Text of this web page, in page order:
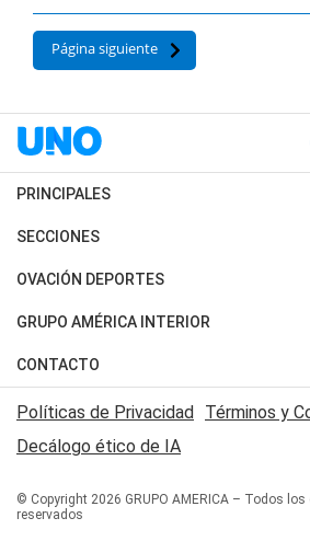
Página siguiente
PRINCIPALES
Últimas Noticias
Política
Judiciales
Economia
SECCIONES
Horóscopo
Motores
Trucos caseros
Series y Películas
Edictos y Solicitadas
OVACIÓN DEPORTES
Fútbol
Mundial
Automovilismo
Rugby
Básquet
GRUPO AMÉRICA INTERIOR
Canal 7 en Vivo
San Juan 8
CONTACTO
Acerca de Nosotros
Contactanos
Políticas de Privacidad Términos y
Decálogo ético de IA
© Copyright 2026 GRUPO AMERICA – Todos los
reservados